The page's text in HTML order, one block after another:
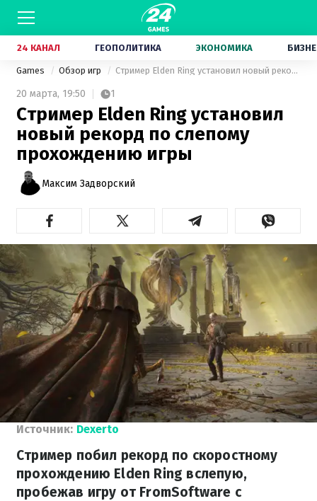
24 КАНАЛ ГЕОПОЛИТИКА ЭКОНОМИКА
Games Обзор игр Стример Elden Ring установил новый рекорд по слепому прохождению игры
20 марта, 19:50 1
Стример Elden Ring установил
новый рекорд по слепому
прохождению игры
Максим Задворский
Источник: Dexerto
Стример побил рекорд по скоростному
прохождению Elden Ring вслепую,
пробежав игру от FromSoftware с